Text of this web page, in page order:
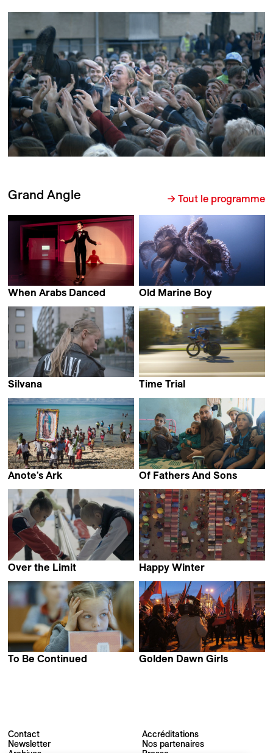
Grand Angle → Tout le programme
When Arabs Danced
Old Marine Boy
Silvana
Mika Gustafson &
Olivia Kastebring
Time Trial
Anote's Ark
Of Fathers And Sons
Over the Limit
Happy Winter
To Be Continued
Golden Dawn Girls
Contact
Newsletter
Accréditations
Nos partenaires